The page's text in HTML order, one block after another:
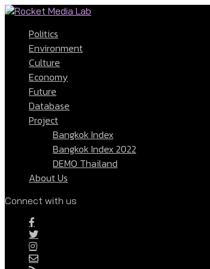
Politics
Environment
Culture
Economy
Future
Database
Project
Bangkok Index
Bangkok Index 2022
DEMO Thailand
About Us
Connect with us